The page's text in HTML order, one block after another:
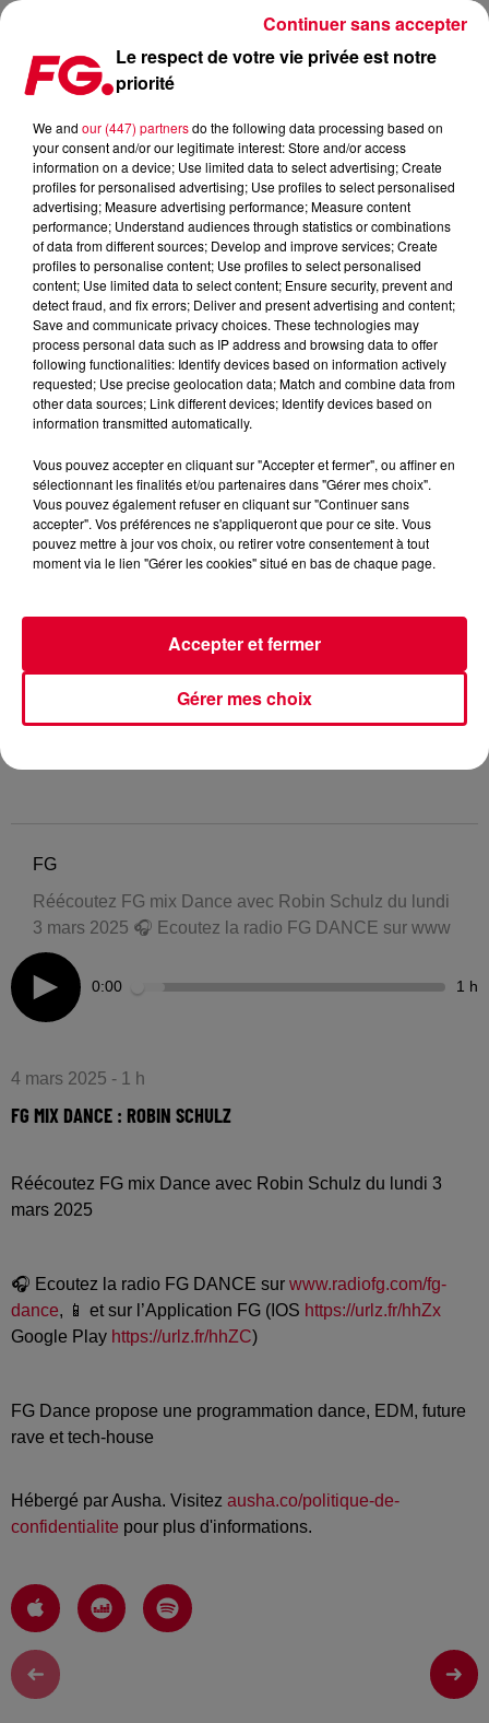
FG MIX DANCE : ROBIN SCHULZ
FG
Réécoutez FG mix Dance avec Robin Schulz du lundi
3 mars 2025 🎧 Ecoutez la radio FG DANCE sur www
0:00 1 h
4 mars 2025 - 1 h
FG MIX DANCE : ROBIN SCHULZ
Réécoutez FG mix Dance avec Robin Schulz du lundi 3
mars 2025
🎧 Ecoutez la radio FG DANCE sur www.radiofg.com/fg-
dance, 📱 et sur l’Application FG (IOS https://urlz.fr/hhZx
Google Play https://urlz.fr/hhZC)
FG Dance propose une programmation dance, EDM, future
rave et tech-house
Hébergé par Ausha. Visitez ausha.co/politique-de-
confidentialite pour plus d'informations.
Le respect de votre vie privée est notre
priorité
We and our (447) partnersdo the following data processing based on
your consent and/or our legitimate interest: Store and/or access
information on a device; Use limited data to select advertising; Create
profiles for personalised advertising; Use profiles to select personalised
advertising; Measure advertising performance; Measure content
performance; Understand audiences through statistics or combinations
of data from different sources; Develop and improve services; Create
profiles to personalise content; Use profiles to select personalised
content; Use limited data to select content; Ensure security, prevent and
detect fraud, and fix errors; Deliver and present advertising and content;
Save and communicate privacy choices. These technologies may
process personal data such as IP address and browsing data to offer
following functionalities: Identify devices based on information actively
requested; Use precise geolocation data; Match and combine data from
other data sources; Link different devices; Identify devices based on
information transmitted automatically.
Vous pouvez accepter en cliquant sur "Accepter et fermer", ou affiner en
sélectionnant les finalités et/ou partenaires dans "Gérer mes choix".
Vous pouvez également refuser en cliquant sur "Continuer sans
accepter". Vos préférences ne s'appliqueront que pour ce site. Vous
pouvez mettre à jour vos choix, ou retirer votre consentement à tout
moment via le lien "Gérer les cookies" situé en bas de chaque page.
Gérer mes choix
Accepter et fermer
Continuer sans accepter